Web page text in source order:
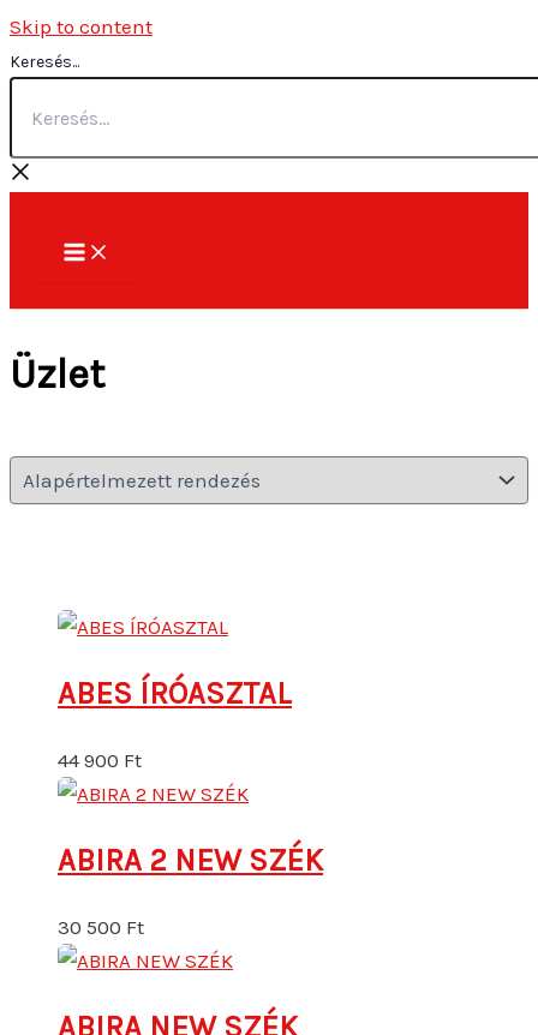
Skip to content
Keresés...
Üzlet
ABES ÍRÓASZTAL
44 900 Ft
ABIRA 2 NEW SZÉK
30 500 Ft
ABIRA NEW SZÉK